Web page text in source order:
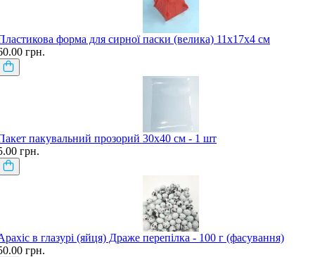
форма для сирної паски (велика) 11х17х4 см
грн.
пакувальний прозорий 30х40 см - 1 шт
грн.
в глазурі (яйця) Драже перепілка - 100 г (фасування)
грн.